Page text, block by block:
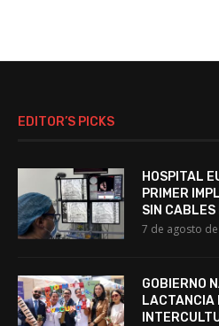
EDITOR’S PICKS
HOSPITAL
PRIMER
SIN CABLES
7 de agosto
GOBIERNO
LACTANCIA